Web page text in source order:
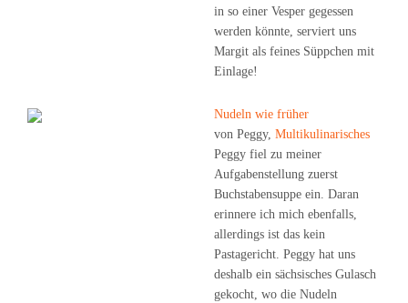
in so einer Vesper gegessen
werden könnte, serviert uns
Margit als feines Süppchen mit
Einlage!
Nudeln wie früher
von Peggy, Multikulinarisches
Peggy fiel zu meiner
Aufgabenstellung zuerst
Buchstabensuppe ein. Daran
erinnere ich mich ebenfalls,
allerdings ist das kein
Pastagericht. Peggy hat uns
deshalb ein sächsisches Gulasch
gekocht, wo die Nudeln